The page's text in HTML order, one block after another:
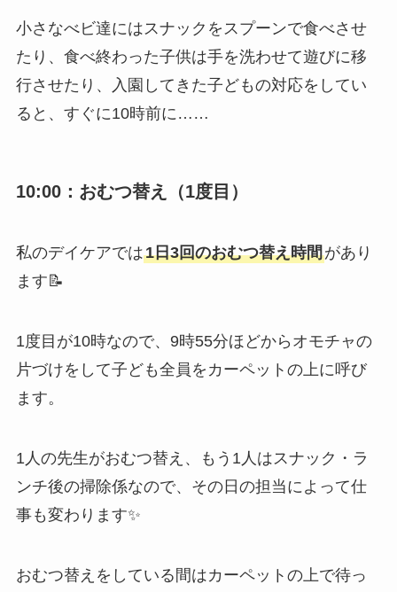
小さなべビ達にはスナックをスプーンで食べさせ
たり、食べ終わった子供は手を洗わせて遊びに移
行させたり、入園してきた子どもの対応をしてい
ると、すぐに10時前に……
10:00：おむつ替え（1度目）
私のデイケアでは1日3回のおむつ替え時間があり
ます📝
1度目が10時なので、9時55分ほどからオモチャの
片づけをして子ども全員をカーペットの上に呼び
ます。
1人の先生がおむつ替え、もう1人はスナック・ラ
ンチ後の掃除係なので、その日の担当によって仕
事も変わります✨
おむつ替えをしている間はカーペットの上で待っ